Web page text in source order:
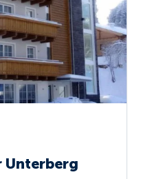
Unterberg